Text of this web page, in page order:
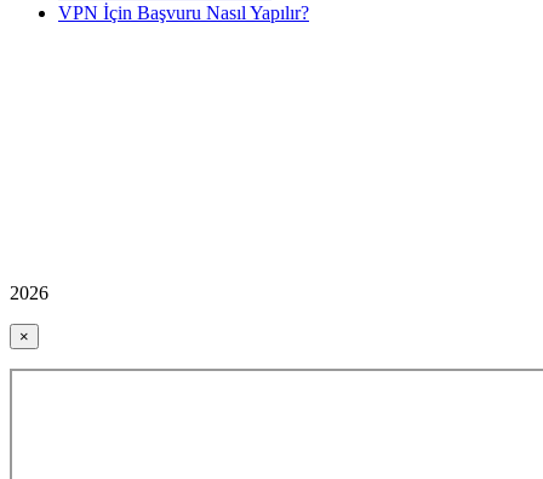
VPN İçin Başvuru Nasıl Yapılır?
2026
×